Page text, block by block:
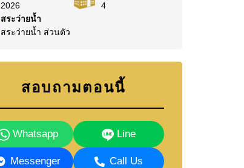
2026
4
สระว่ายน้ำ
สระว่ายน้ำ ส่วนตัว
สอบถามตอนนี้
Whatsapp Line
Messenger Call Us